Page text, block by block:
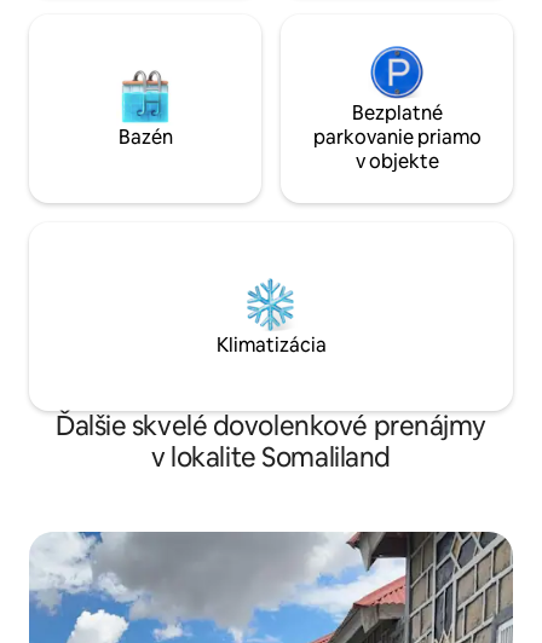
Bazén
Bezplatné
parkovanie priamo
v objekte
Klimatizácia
Ďalšie skvelé dovolenkové prenájmy
v lokalite Somaliland